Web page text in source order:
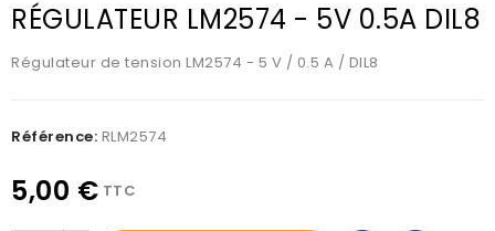
RÉGULATEUR LM2574 - 5V 0.5A DIL8
Régulateur de tension LM2574 - 5 V / 0.5 A / DIL8
Référence: RLM2574
5,00 € TTC